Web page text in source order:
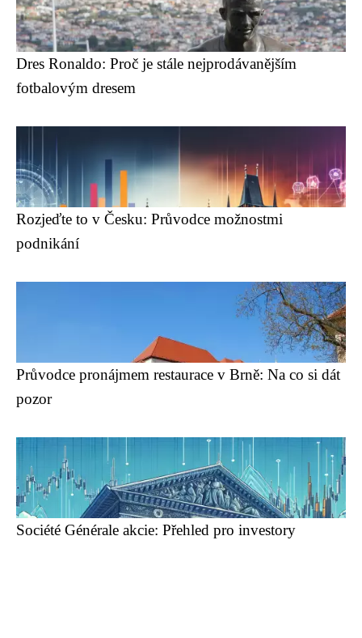
Dres Ronaldo: Proč je stále nejprodávanějším
fotbalovým dresem
Rozjeďte to v Česku: Průvodce možnostmi
podnikání
Průvodce pronájmem restaurace v Brně: Na co si dát
pozor
Société Générale akcie: Přehled pro investory